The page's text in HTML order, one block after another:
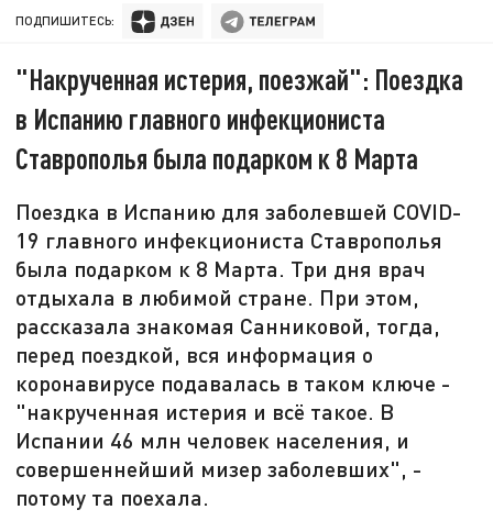
ПОДПИШИТЕСЬ:
"Накрученная истерия, поезжай": Поездка
в Испанию главного инфекциониста
Ставрополья была подарком к 8 Марта
Поездка в Испанию для заболевшей COVID-
19 главного инфекциониста Ставрополья
была подарком к 8 Марта. Три дня врач
отдыхала в любимой стране. При этом,
рассказала знакомая Санниковой, тогда,
перед поездкой, вся информация о
коронавирусе подавалась в таком ключе -
"накрученная истерия и всё такое. В
Испании 46 млн человек населения, и
совершеннейший мизер заболевших", -
потому та поехала.